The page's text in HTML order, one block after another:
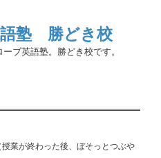
語塾 勝どき校
ブ英語塾。勝どき校です。
業が終わった後、ぼそっとつぶや